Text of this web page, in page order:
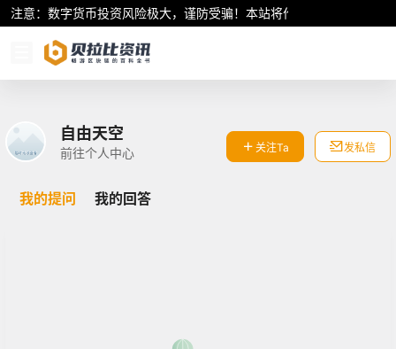
注意：数字货币投资风险极大，谨防受骗！本站将作为行业资讯共享
自由天空
前往个人中心 关注Ta 发私信
我的提问 我的回答